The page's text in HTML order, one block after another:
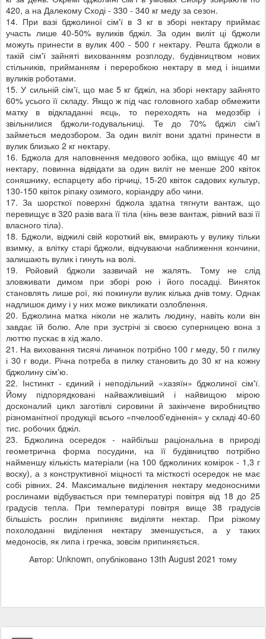
420, а на Далекому Сході - 330 - 340 кг меду за сезон.
14. При вазі бджолиної сім'ї в 3 кг в зборі нектару приймає
участь лише 40-50% вуликів бджіл. За один виліт ці бджоли
можуть принести в вулик 400 - 500 г нектару. Решта бджоли в
такій сім'ї зайняті вихованням розплоду, будівництвом нових
стільників, прийманням і переробкою нектару в мед і іншими
вуликів роботами.
15. У сильній сім'ї, що має 5 кг бджіл, на зборі нектару зайнято
60% усього її складу. Якщо ж під час головного хабар обмежити
матку в відкладанні яєць, то переходять на медозбір і
звільнилися бджоли-годувальниці. Те до 70% бджіл сім'ї
займеться медозбором. За один виліт вони здатні принести в
вулик близько 2 кг нектару.
16. Бджола для наповнення медового зобіка, що вміщує 40 мг
нектару, повинна відвідати за один виліт не менше 200 квіток
соняшнику, еспарцету або гірчиці, 15-20 квіток садових культур,
130-150 квіток ріпаку озимого, коріандру або чини.
17. За шорсткої поверхні бджола здатна тягнути вантаж, що
перевищує в 320 разів вага її тіла (кінь везе вантаж, рівний вазі її
власного тіла).
18. Бджоли, віджилі свій короткий вік, вмирають у вулику тільки
взимку, а влітку старі бджоли, відчуваючи наближення кончини,
залишають вулик і гинуть на волі.
19. Ройовий бджоли зазвичай не жалять. Тому не слід
зловживати димом при зборі рою і його посадці. Виняток
становлять лише рої, які покинули вулик кілька днів тому. Однак
надлишок диму і у них може викликати озлоблення.
20. Бджолина матка ніколи не жалить людину, навіть коли він
завдає їй болю. Але при зустрічі зі своєю суперницею вона з
люттю пускає в хід жало.
21. На виховання тисячі личинок потрібно 100 г меду, 50 г пилку
і 30 г води. Річна потреба в пилку становить до 30 кг на кожну
бджолину сім'ю.
22. Інстинкт - єдиний і неподільний «хазяїн» бджолиної сім'ї.
Йому підпорядковані найважливіший і найвищою мірою
досконалий цикл заготівлі сировини й закінчене виробництво
різноманітної продукції всього «пчелооб'едіненія» у складі 40-60
тис. робочих бджіл.
23. Бджолина осередок - найбільш раціональна в природі
геометрична форма посудини, на її будівництво потрібно
найменшу кількість матеріали (на 100 бджолиних комірок - 1,3 г
воску), а з конструктивної міцності та місткості осередок не має
собі рівних. 24. Максимальне виділення нектару медоносними
рослинами відбувається при температурі повітря від 18 до 25
градусів тепла. При температурі повітря вище 38 градусів
більшість рослин припиняє виділяти нектар. При різкому
похолоданні виділення нектару зменшується, а у таких
медоносів, як липа і гречка, зовсім припиняється.
Автор: Unknown, опубліковано 13th August 2021 тому